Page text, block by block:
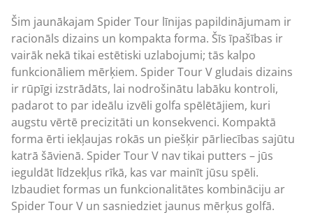
Šim jaunākajam Spider Tour līnijas papildinājumam ir
racionāls dizains un kompakta forma. Šīs īpašības ir
vairāk nekā tikai estētiski uzlabojumi; tās kalpo
funkcionāliem mērķiem. Spider Tour V gludais dizains
ir rūpīgi izstrādāts, lai nodrošinātu labāku kontroli,
padarot to par ideālu izvēli golfa spēlētājiem, kuri
augstu vērtē precizitāti un konsekvenci. Kompaktā
forma ērti iekļaujas rokās un piešķir pārliecības sajūtu
katrā šāvienā. Spider Tour V nav tikai putters – jūs
ieguldāt līdzekļus rīkā, kas var mainīt jūsu spēli.
Izbaudiet formas un funkcionalitātes kombināciju ar
Spider Tour V un sasniedziet jaunus mērķus golfā.